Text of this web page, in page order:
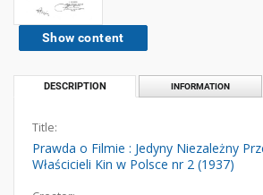
Show content
DESCRIPTION INFORMATION
Title:
Prawda o Filmie : Jedyny Niezależny
Właścicieli Kin w Polsce nr 2 (1937)